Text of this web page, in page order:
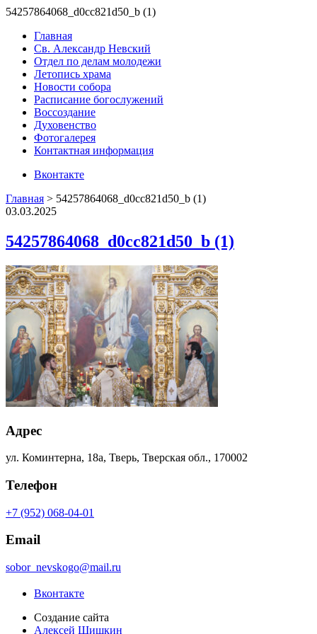
54257864068_d0cc821d50_b (1)
Главная
Св. Александр Невский
Отдел по делам молодежи
Летопись храма
Новости собора
Расписание богослужений
Воссоздание
Духовенство
Фотогалерея
Контактная информация
Вконтакте
Главная > 54257864068_d0cc821d50_b (1)
03.03.2025
54257864068_d0cc821d50_b (1)
Адрес
ул. Коминтерна, 18а, Тверь, Тверская обл., 170002
Телефон
+7 (952) 068-04-01
Email
sobor_nevskogo@mail.ru
Вконтакте
Создание сайта
Алексей Шишкин